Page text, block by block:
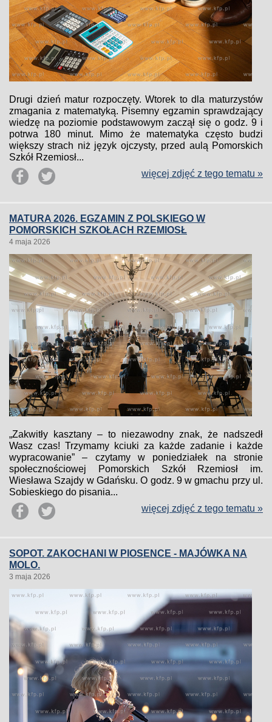
Drugi dzień matur rozpoczęty. Wtorek to dla maturzystów
zmagania z matematyką. Pisemny egzamin sprawdzający
wiedzę na poziomie podstawowym zaczął się o godz. 9 i
potrwa 180 minut. Mimo że matematyka często budzi
większy strach niż język ojczysty, przed aulą Pomorskich
Szkół Rzemiosł...
więcej zdjęć z tego tematu »
MATURA 2026. EGZAMIN Z POLSKIEGO W
POMORSKICH SZKOŁACH RZEMIOSŁ
4 maja 2026
„Zakwitły kasztany – to niezawodny znak, że nadszedł
Wasz czas! Trzymamy kciuki za każde zadanie i każde
wypracowanie” – czytamy w poniedziałek na stronie
społecznościowej Pomorskich Szkół Rzemiosł im.
Wiesława Szajdy w Gdańsku. O godz. 9 w gmachu przy ul.
Sobieskiego do pisania...
więcej zdjęć z tego tematu »
SOPOT. ZAKOCHANI W PIOSENCE - MAJÓWKA NA
MOLO.
3 maja 2026